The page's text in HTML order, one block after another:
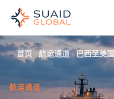
首页 航运通道 巴西至美国
航运通道